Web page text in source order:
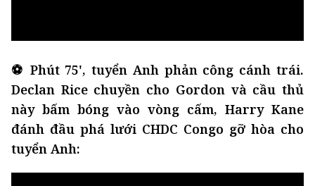
⚽ Phút 75', tuyển Anh phản công cánh trái.
Declan Rice chuyền cho Gordon và cầu thủ
này bấm bóng vào vòng cấm, Harry Kane
đánh đầu phá lưới CHDC Congo gỡ hòa cho
tuyển Anh: